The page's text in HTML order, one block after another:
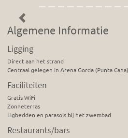
Previous
Algemene Informatie
Ligging
Direct aan het strand
Centraal gelegen in Arena Gorda (Punta Cana)
Faciliteiten
Gratis WiFi
Zonneterras
Ligbedden en parasols bij het zwembad
Restaurants/bars